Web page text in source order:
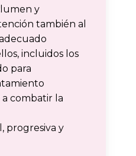
y
también al
incluidos los
para
combatir la
progresiva y